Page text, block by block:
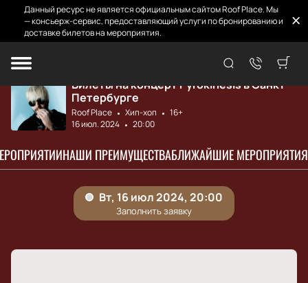
Данный ресурс не является официальным сайтом Roof Place. Мы
— консьерж-сервис, предоставляющий услуги по бронированию и
доставке билетов на мероприятия.
Главная
Билеты на концерт Pyrokinesis в Санкт-
Петербурге
Roof Place Хип-хоп
16+
16 июл. 2024
20:00
НАШИ ПРЕИМУЩЕСТВАБЛИЖАЙШИЕ МЕРОПРИЯТИЯ